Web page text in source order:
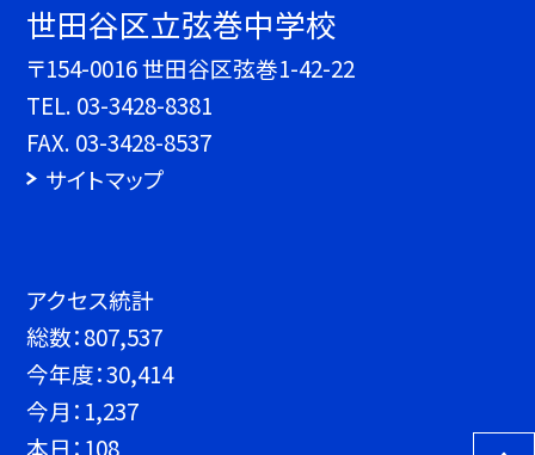
世田谷区立弦巻中学校
〒154-0016 世田谷区弦巻1-42-22
TEL. 03-3428-8381
FAX. 03-3428-8537
サイトマップ
アクセス統計
総数：807,537
今年度：30,414
今月： 1,237
本日： 108